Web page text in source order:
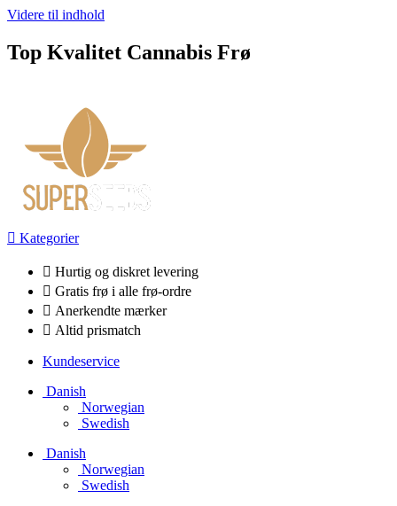
Videre til indhold
Top Kvalitet Cannabis Frø
Kategorier
Hurtig og diskret levering
Gratis frø i alle frø-ordre
Anerkendte mærker
Altid prismatch
Kundeservice
Danish
Norwegian
Swedish
Danish
Norwegian
Swedish